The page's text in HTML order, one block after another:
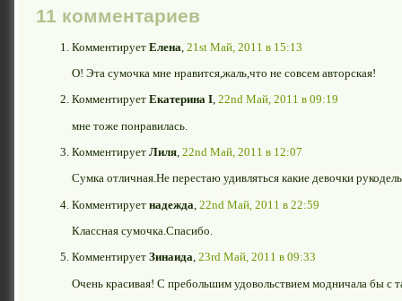
11 комментариев
Комментирует Елена 21st Май, 2011 в 15:13
О! Эта сумочка мне нравится,жаль,что не совсем авторская!
Комментирует Екатерина I, 22nd Май, 2011 в 09:19
мне тоже понравилась.
Комментирует Лиля 22nd Май, 2011 в 12:07
Сумка отличная.Не перестаю удивляться какие девочки
Комментирует надежда 22nd Май, 2011 в 22:59
Классная сумочка.Спасибо.
Комментирует Зинаида, 23rd Май, 2011 в 09:33
Очень красивая! С пребольшим удовольствием модничала бы с